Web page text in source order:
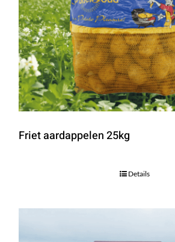
Friet aardappelen 25kg
Details